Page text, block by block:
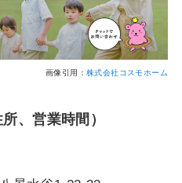
画像引用：株式会社コスモホーム
、営業時間）